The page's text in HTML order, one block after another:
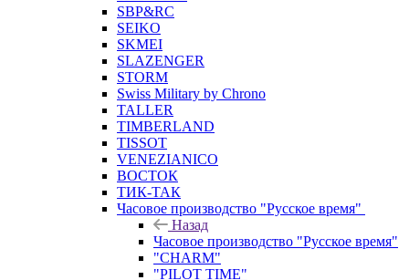
SBP&RC
SEIKO
SKMEI
SLAZENGER
STORM
Swiss Military by Chrono
TALLER
TIMBERLAND
TISSOT
VENEZIANICO
ВОСТОК
ТИК-ТАК
Часовое производство "Русское время"
Назад
Часовое производство "Русское время"
"CHARM"
"PILOT TIME"